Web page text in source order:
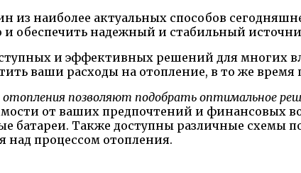
из наиболее актуальных способов
и обеспечить надежный и стабильный
и эффективных решений для многих
ваши расходы на отопление, в то же время
отопления позволяют подобрать оптимальное
от ваших предпочтений и финансовых
батареи. Также доступны различные схемы
процессом отопления.